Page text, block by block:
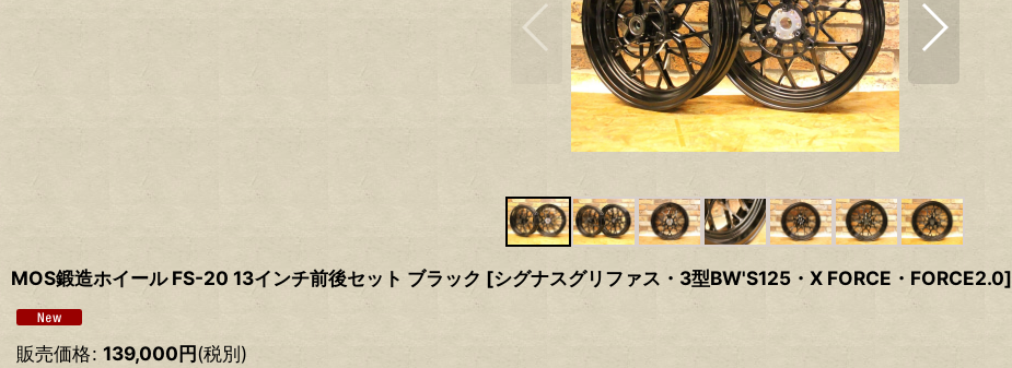
MOS鍛造ホイール FS-20 13インチ前後セット ブラック [シグナスグリファス・3型BW'S125・X FORCE・FORCE2.0]
販売価格: 139,000円(税別)